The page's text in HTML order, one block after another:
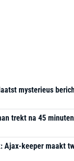
mysterieus
trekt na 45
Ajax-keeper maakt